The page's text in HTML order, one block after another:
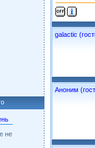
не
galactic
Аноним